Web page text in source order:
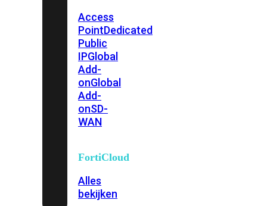
Access
PointDedicated
Public
IPGlobal
Add-
onGlobal
Add-
onSD-
WAN
FortiCloud
Alles
bekijken